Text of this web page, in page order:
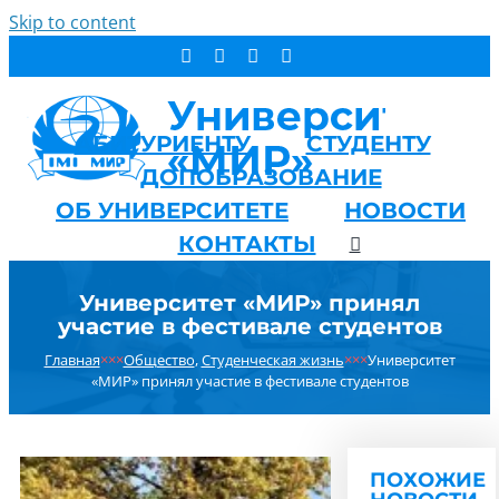
Skip to content
АБИТУРИЕНТУ
СТУДЕНТУ
ДОПОБРАЗОВАНИЕ
ОБ УНИВЕРСИТЕТЕ
НОВОСТИ
КОНТАКТЫ
Университет «МИР» принял
участие в фестивале студентов
Главная×××Общество,Студенческая жизнь×××Университет
«МИР» принял участие в фестивале студентов
ПОХОЖИЕ